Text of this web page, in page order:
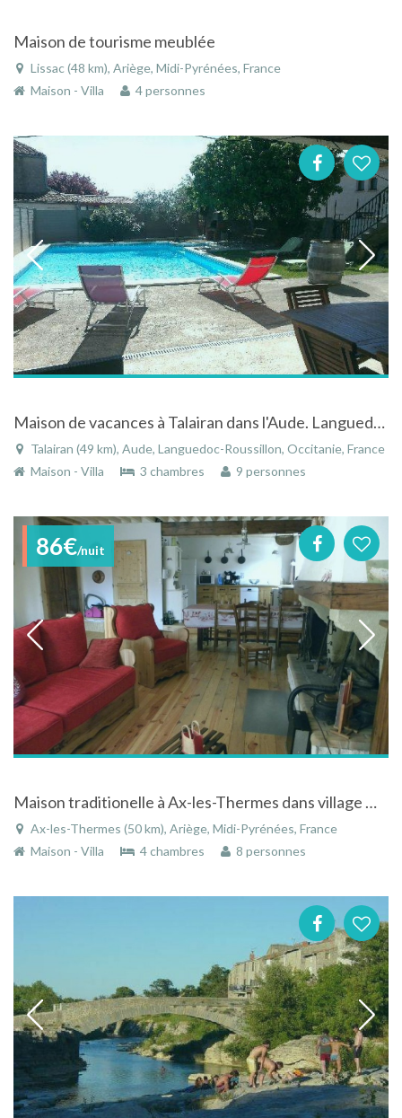
Maison de tourisme meublée
Lissac (48 km), Ariège, Midi-Pyrénées, France
Maison - Villa
4 personnes
Maison de vacances à Talairan dans l'Aude. Languedoc-Roussillon
Talairan (49 km), Aude, Languedoc-Roussillon, Occitanie, France
Maison - Villa
3 chambres 9 personnes
86€/nuit
Maison traditionelle à Ax-les-Thermes dans village montagnard
Ax-les-Thermes (50 km), Ariège, Midi-Pyrénées, France
Maison - Villa
4 chambres 8 personnes